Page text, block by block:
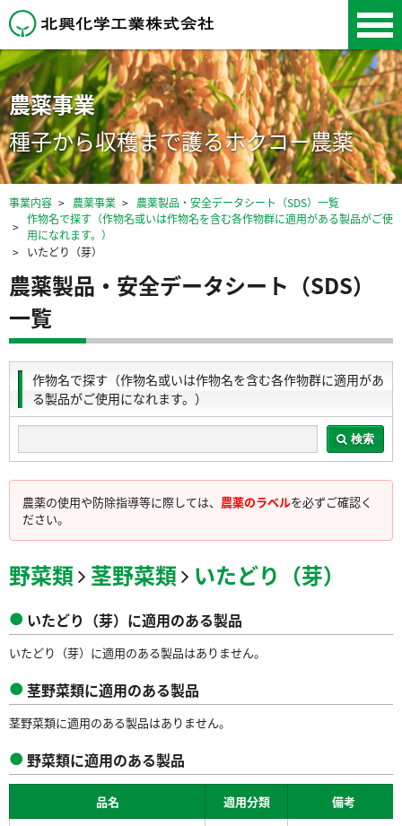
北興化学工業株式会
社
農薬事業
種子から収穫まで護るホクコー農薬
事業内容 農薬事業
農薬製品・安全データシート（SDS）一覧
作物名で探す（作物名或いは作物名を含む各作物群に適用がある製品がご使
用になれます。）
いたどり（芽）
農薬製品・安全データシート（SDS）
一覧
作物名で探す（作物名或いは作物名を含む各作物群に適用があ
る製品がご使用になれます。）
検索
農薬の使用や防除指導等に際しては、 農薬のラベルを必ずご確認く
ださい。
野菜類 茎野菜類 いたどり（芽）
いたどり（芽）に適用のある製品
いたどり（芽）に適用のある製品はありません。
茎野菜類に適用のある製品
茎野菜類に適用のある製品はありません。
野菜類に適用のある製品
品名 適用分類 備考